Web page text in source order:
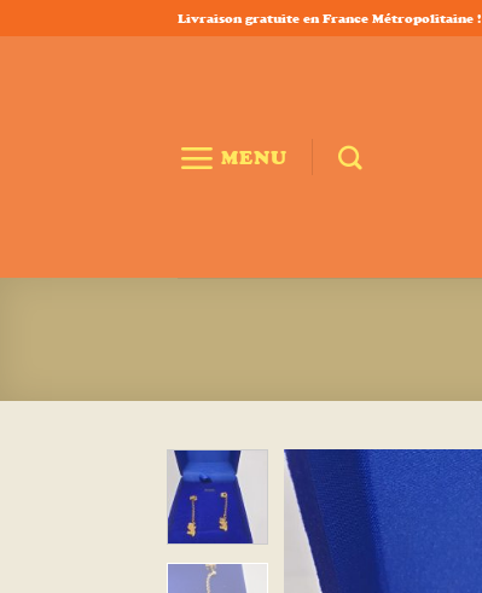
au
Livraison gratuite en France Métropolitaine !
MENU